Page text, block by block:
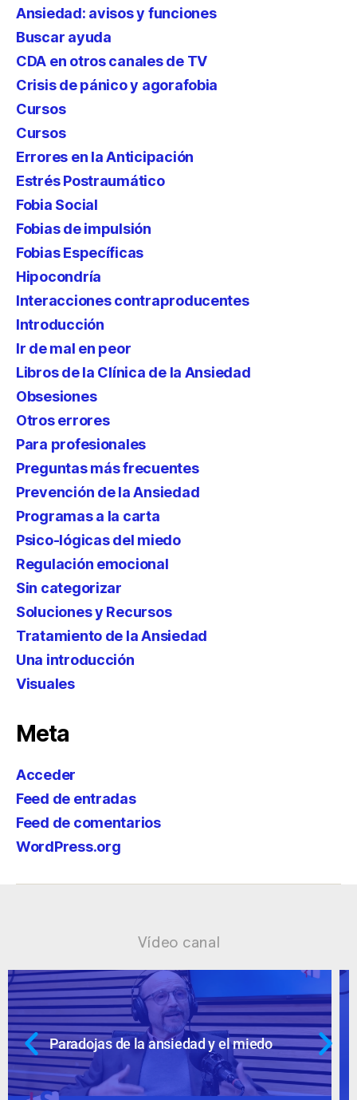
Ansiedad: avisos y funciones
Buscar ayuda
CDA en otros canales de TV
Crisis de pánico y agorafobia
Cursos
Cursos
Errores en la Anticipación
Estrés Postraumático
Fobia Social
Fobias de impulsión
Fobias Específicas
Hipocondría
Interacciones contraproducentes
Introducción
Ir de mal en peor
Libros de la Clínica de la Ansiedad
Obsesiones
Otros errores
Para profesionales
Preguntas más frecuentes
Prevención de la Ansiedad
Programas a la carta
Psico-lógicas del miedo
Regulación emocional
Sin categorizar
Soluciones y Recursos
Tratamiento de la Ansiedad
Una introducción
Visuales
Meta
Acceder
Feed de entradas
Feed de comentarios
WordPress.org
Vídeo canal
Ansiedad: supuestos cuestionables